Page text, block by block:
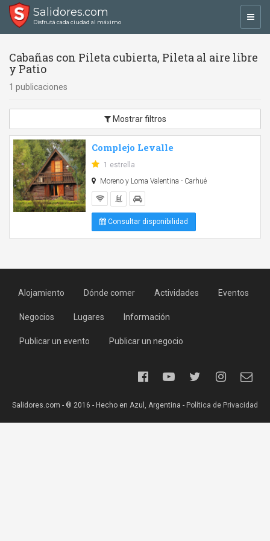
Salidores.com
Disfrutá cada ciudad al máximo
Cabañas con Pileta cubierta, Pileta al aire libre
y Patio
1 publicaciones
Mostrar filtros
Complejo Levalle
1 estrella
Moreno y Loma Valentina - Carhué
Consultar disponibilidad
Alojamiento Dónde comer Actividades Eventos
Negocios Lugares Información
Publicar un evento Publicar un negocio
Salidores.com - ® 2016 - Hecho en Azul, Argentina - Política de Privacidad